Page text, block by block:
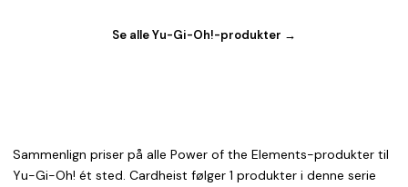
Se alle Yu-Gi-Oh!-produkter →
Sammenlign priser på alle Power of the Elements-produkter til
Yu-Gi-Oh! ét sted. Cardheist følger 1 produkter i denne serie